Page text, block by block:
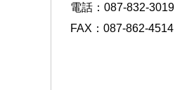
電話：087-832-3019
FAX：087-862-4514